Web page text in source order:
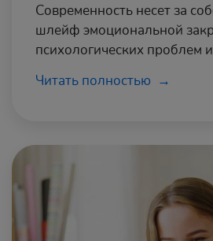
Современность несет за
шлейф эмоциональной
психологических проблем
школьники.
Читать полностью